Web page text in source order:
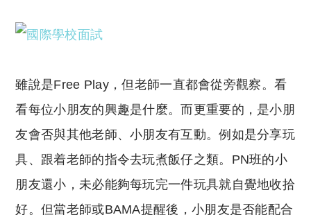
雖說是Free Play，但老師一直都會從旁觀察。看
看每位小朋友的興趣是什麼。而更重要的，是小朋
友會否與其他老師、小朋友有互動。例如是分享玩
具、跟着老師的指令去玩煮飯仔之類。PN班的小
朋友還小，未必能夠每玩完一件玩具就自覺地收拾
好。但當老師或BAMA提醒後，小朋友是否能配合